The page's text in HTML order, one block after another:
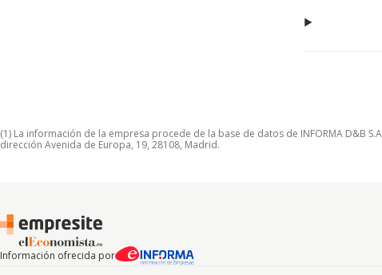
(1) La información de la empresa procede de la base de datos de INFORMA D&B
dirección Avenida de Europa, 19, 28108, Madrid.
Información ofrecida por